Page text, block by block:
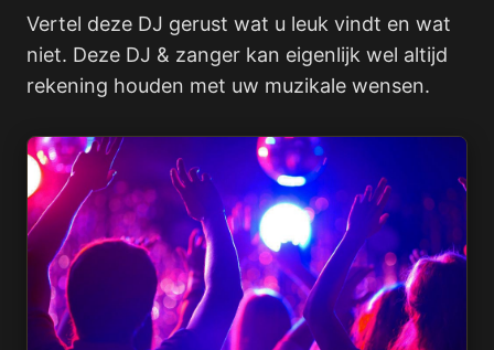
Vertel deze DJ gerust wat u leuk vindt en wat
niet. Deze DJ & zanger kan eigenlijk wel altijd
rekening houden met uw muzikale wensen.